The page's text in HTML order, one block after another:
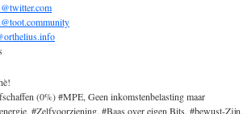
(0%) #MPE, Geen inkomstenbelasting maar
#Zelfvoorziening, #Baas over eigen Bits, #bewust-Zijn,